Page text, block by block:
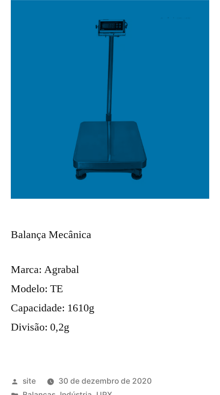
Balança Mecânica
Marca: Agrabal
Modelo: TE
Capacidade: 1610g
Divisão: 0,2g
Publicado
site
30 de dezembro de 2020